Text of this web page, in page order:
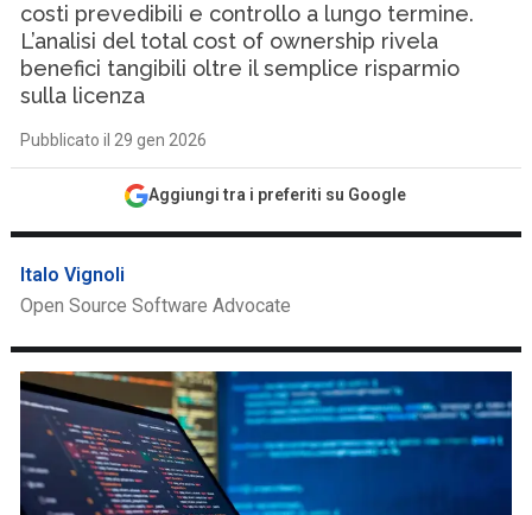
costi prevedibili e controllo a lungo termine.
L’analisi del total cost of ownership rivela
benefici tangibili oltre il semplice risparmio
sulla licenza
Pubblicato il 29 gen 2026
Aggiungi tra i preferiti su Google
Italo Vignoli
Open Source Software Advocate